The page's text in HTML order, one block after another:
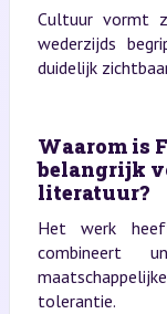
Cultuur vormt
wederzijds
duidelijk
Waarom is
belangrijk
literatuur?
Het werk
combineert
tolerantie.